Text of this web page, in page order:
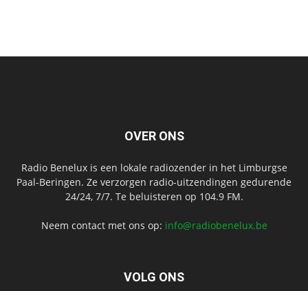
OVER ONS
Radio Benelux is een lokale radiozender in het Limburgse
Paal-Beringen. Ze verzorgen radio-uitzendingen gedurende
24/24, 7/7. Te beluisteren op 104.9 FM.
Neem contact met ons op: info@radiobenelux.be
VOLG ONS